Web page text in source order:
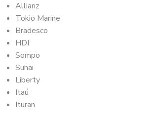
Allianz
Tokio Marine
Bradesco
HDI
Sompo
Suhai
Liberty
Itaú
Ituran